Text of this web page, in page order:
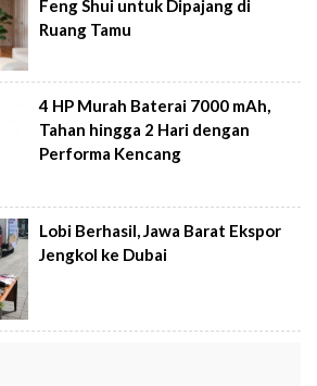
Feng Shui untuk Dipajang di
Ruang Tamu
4 HP Murah Baterai 7000 mAh,
Tahan hingga 2 Hari dengan
Performa Kencang
Lobi Berhasil, Jawa Barat Ekspor
Jengkol ke Dubai